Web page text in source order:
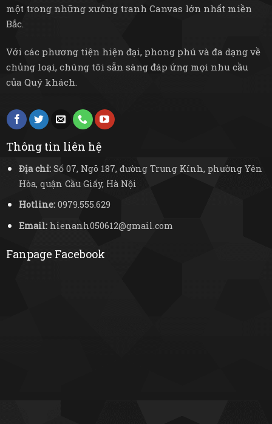
một trong những xưởng tranh Canvas lớn nhất miền
Bắc.
Với các phương tiện hiện đại, phong phú và đa dạng về
chủng loại, chúng tôi sẵn sàng đáp ứng mọi nhu cầu
của Quý khách.
Thông tin liên hệ
Địa chỉ:Số 07, Ngõ 187, đường Trung Kính, phường Yên
Hòa, quận Cầu Giấy, Hà Nội
Hotline:0979.555.629
Email:hienanh050612@gmail.com
Fanpage Facebook